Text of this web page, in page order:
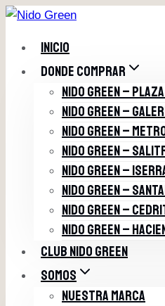
Saltar
contenidoINICIO
DONDE COMPRAR
NIDO GREEN –
NIDO GREEN –
NIDO GREEN –
NIDO GREEN –
NIDO GREEN –
NIDO GREEN –
NIDO GREEN –
NIDO GREEN –
CLUB NIDO GREEN
SOMOS
NUESTRA MARCA